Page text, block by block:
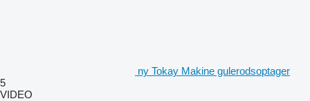
ny Tokay Makine gulerodsoptager
5
VIDEO